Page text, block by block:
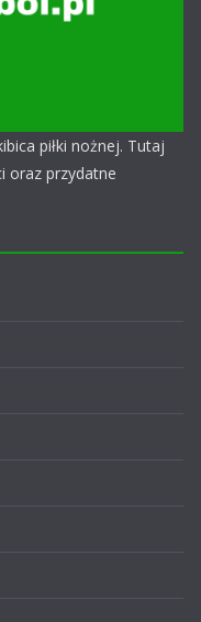
piłki nożnej. Tutaj
oraz przydatne